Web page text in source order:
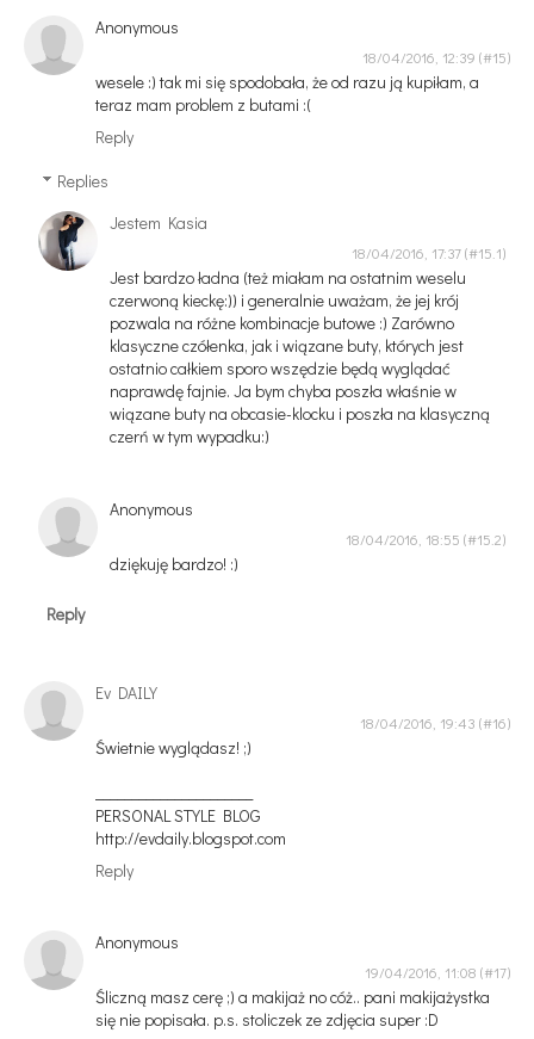
Anonymous
18/04/2016, 12:39
wesele :) tak mi się spodobała, że od razu ją kupiłam, a
teraz mam problem z butami :(
Reply
Replies
Jestem Kasia
18/04/2016, 17:37
Jest bardzo ładna (też miałam na ostatnim weselu
czerwoną kieckę:)) i generalnie uważam, że jej krój
pozwala na różne kombinacje butowe :) Zarówno
klasyczne czółenka, jak i wiązane buty, których jest
ostatnio całkiem sporo wszędzie będą wyglądać
naprawdę fajnie. Ja bym chyba poszła właśnie w
wiązane buty na obcasie-klocku i poszła na klasyczną
czerń w tym wypadku:)
Anonymous
18/04/2016, 18:55
dziękuję bardzo! :)
Reply
Ev DAILY
18/04/2016, 19:43
Świetnie wyglądasz! ;)
PERSONAL STYLE BLOG
http://evdaily.blogspot.com
Reply
Anonymous
19/04/2016, 11:08
Śliczną masz cerę ;) a makijaż no cóż.. pani makijażystka
się nie popisała. p.s. stoliczek ze zdjęcia super :D